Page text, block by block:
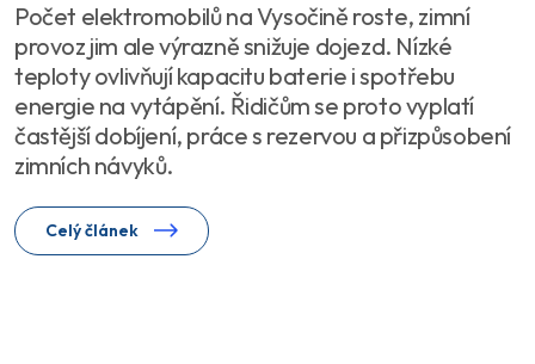
Počet elektromobilů na Vysočině roste, zimní
provoz jim ale výrazně snižuje dojezd. Nízké
teploty ovlivňují kapacitu baterie i spotřebu
energie na vytápění. Řidičům se proto vyplatí
častější dobíjení, práce s rezervou a přizpůsobení
zimních návyků.
Celý článek